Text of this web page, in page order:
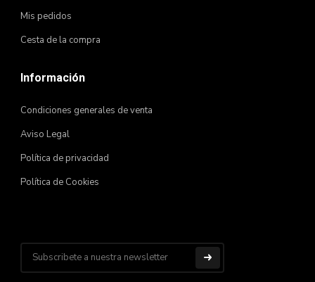
Mis pedidos
Cesta de la compra
Información
Condiciones generales de venta
Aviso Legal
Política de privacidad
Política de Cookies